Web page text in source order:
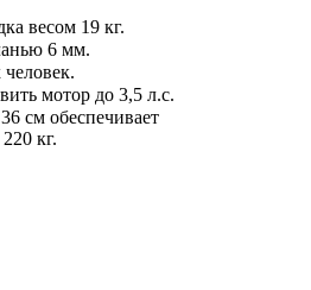
весом 19 кг.
6 мм.
мотор до 3,5 л.с.
см обеспечивает
кг.